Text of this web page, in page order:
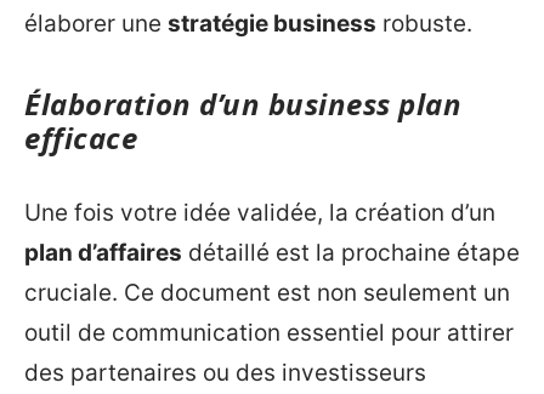
élaborer une stratégie business robuste.
Élaboration d’un business plan
efficace
Une fois votre idée validée, la création d’un
plan d’affaires détaillé est la prochaine étape
cruciale. Ce document est non seulement un
outil de communication essentiel pour attirer
des partenaires ou des investisseurs